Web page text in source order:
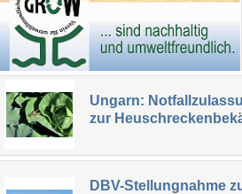
Ungarn:
zur
DBV-Stellungnahme